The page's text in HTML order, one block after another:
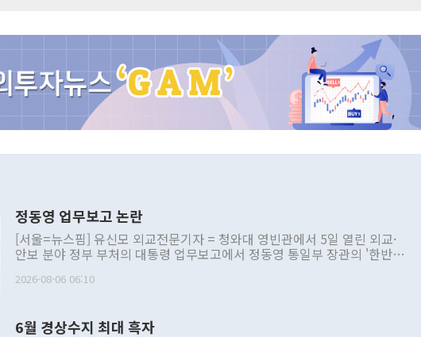
정동영 업무보고 논란
[서울=뉴스핌] 유신모 외교전문기자 = 청와대 영빈관에서 5일 열린 외교·
안보 분야 정부 부처의 대통령 업무보고에서 정동영 통일부 장관의 '한반도
발언 중에는 정부 내 조율을 거치지 않은 사안을 정책으로 추진하겠다고 공
주의적 희망에 근거한 비현실적 구상'이라는 비판을 내놨다. 그동안 정 장
2026-08-06 06:10
6월 경상수지 최대 흑자